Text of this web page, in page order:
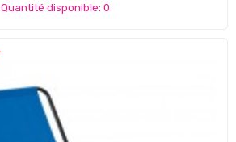
Quantité disponible: 0